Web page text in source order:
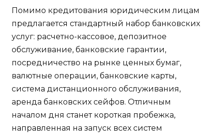
Помимо кредитования юридическим лицам
предлагается стандартный набор банковских
услуг: расчетно-кассовое, депозитное
обслуживание, банковские гарантии,
посредничество на рынке ценных бумаг,
валютные операции, банковские карты,
система дистанционного обслуживания,
аренда банковских сейфов. Отличным
началом дня станет короткая пробежка,
направленная на запуск всех систем